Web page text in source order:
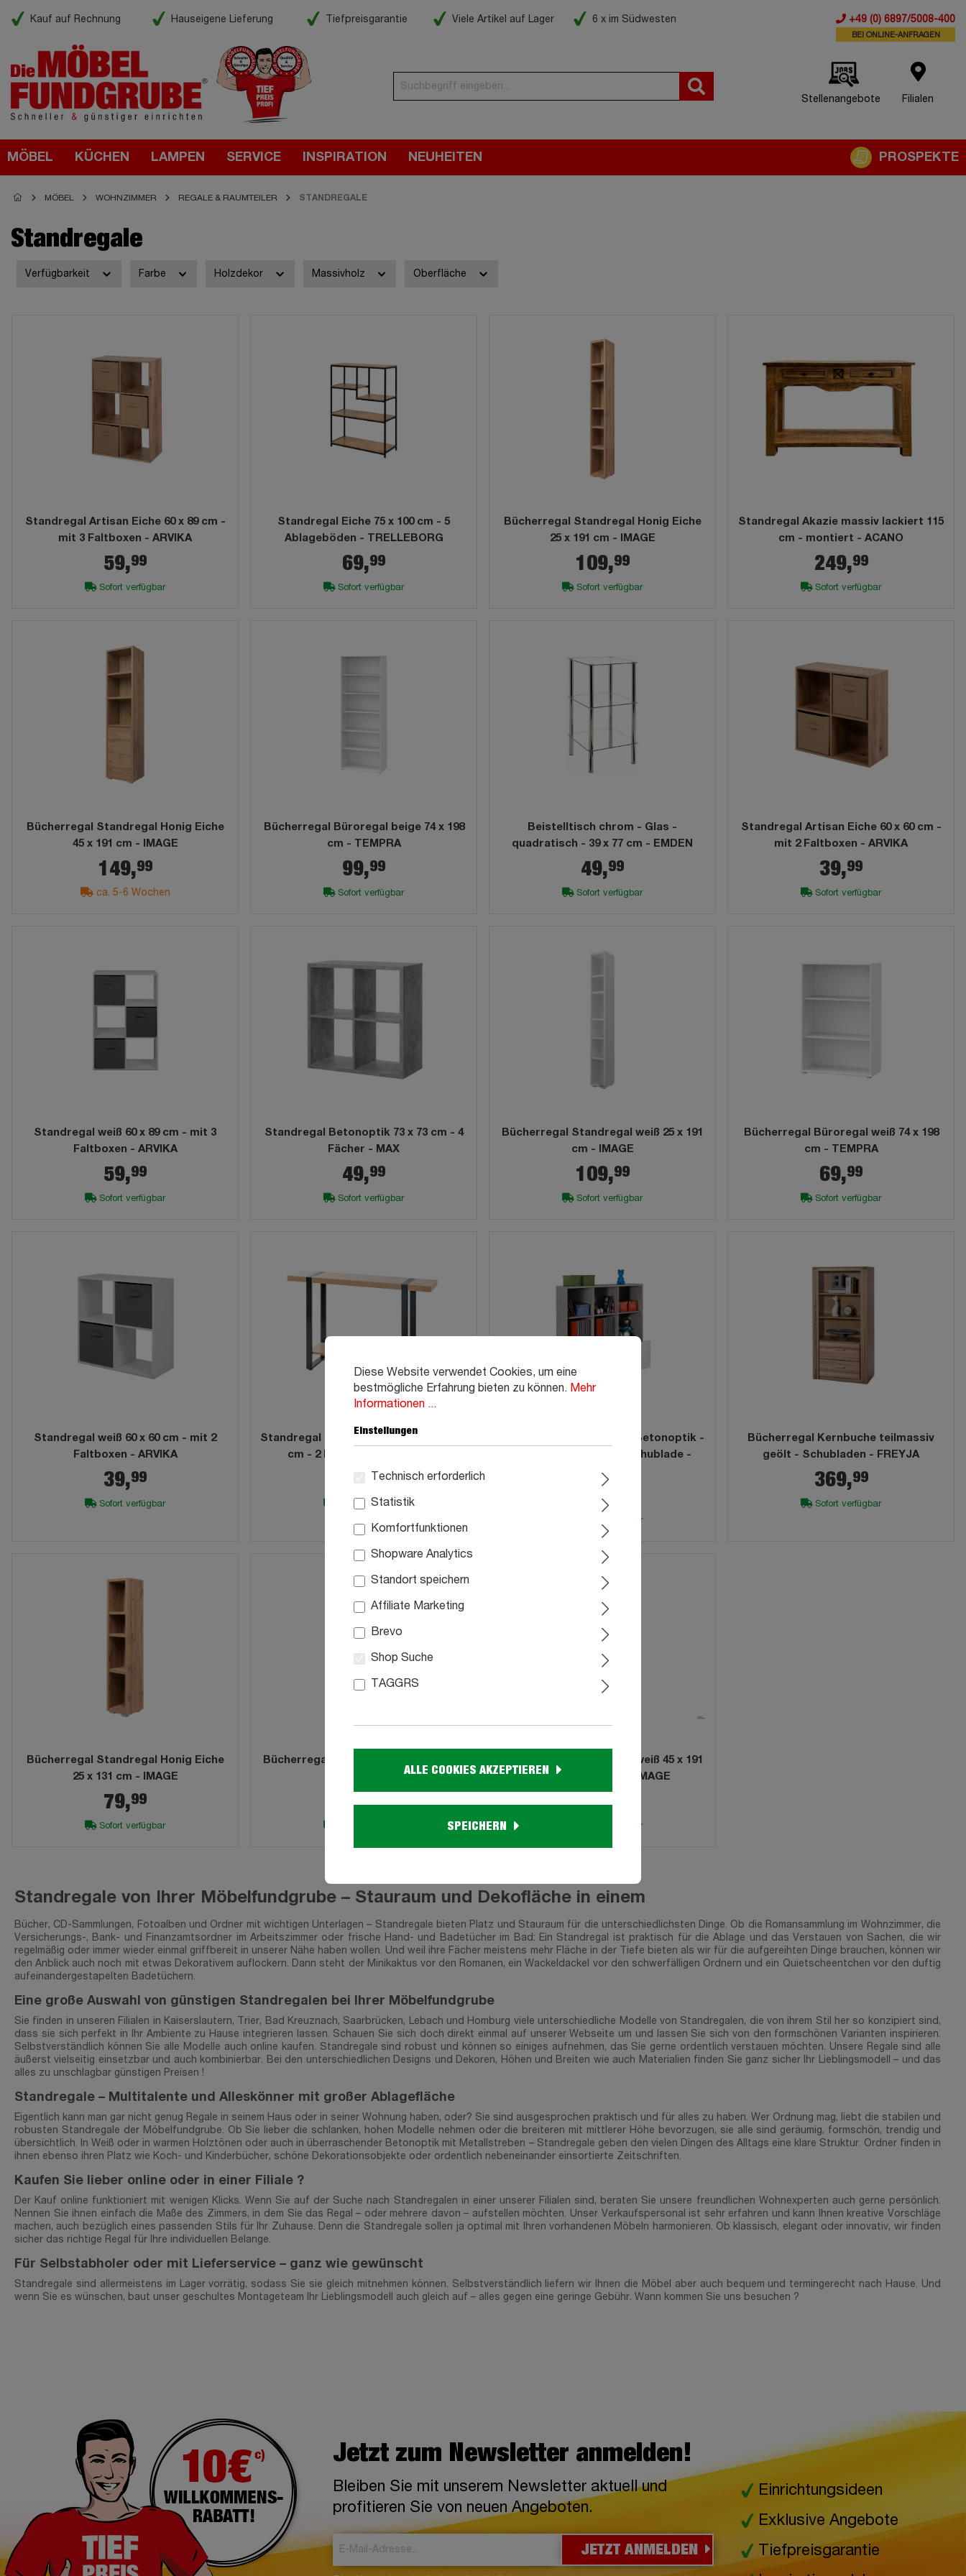
Kauf auf Rechnung Hauseigene Lieferung Tiefpreisgarantie Viele Artikel auf Lager 6 x im Südwesten +49 (0) 6897/5008-400
BEI ONLINE-ANFRAGEN
Stellenangebote Filialen
MÖBEL KÜCHEN LAMPEN SERVICE INSPIRATION NEUHEITEN PROSPEKTE
MÖBEL WOHNZIMMER REGALE & RAUMTEILER STANDREGALE
Standregale
Verfügbarkeit Farbe Holzdekor Massivholz Oberfläche
Standregal Artisan Eiche 60 x 89 cm -
mit 3 Faltboxen - ARVIKA
59,99
Sofort verfügbar
Standregal Eiche 75 x 100 cm - 5
Ablageböden - TRELLEBORG
69,99
Sofort verfügbar
Bücherregal Standregal Honig Eiche
25 x 191 cm - IMAGE
109,99
Sofort verfügbar
Standregal Akazie massiv lackiert 115
cm - montiert - ACANO
249,99
Sofort verfügbar
Bücherregal Standregal Honig Eiche
45 x 191 cm - IMAGE
149,99
ca. 5-6 Wochen
Bücherregal Büroregal beige 74 x 198
cm - TEMPRA
99,99
Sofort verfügbar
Beistelltisch chrom - Glas -
quadratisch - 39 x 77 cm - EMDEN
49,99
Sofort verfügbar
Standregal Artisan Eiche 60 x 60 cm -
mit 2 Faltboxen - ARVIKA
39,99
Sofort verfügbar
Standregal weiß 60 x 89 cm - mit 3
Faltboxen - ARVIKA
59,99
Sofort verfügbar
Standregal Betonoptik 73 x 73 cm - 4
Fächer - MAX
49,99
Sofort verfügbar
Bücherregal Standregal weiß 25 x 191
cm - IMAGE
109,99
Sofort verfügbar
Bücherregal Büroregal weiß 74 x 198
cm - TEMPRA
69,99
Sofort verfügbar
Standregal weiß 60 x 60 cm - mit 2
Faltboxen - ARVIKA
39,99
Sofort verfügbar
Standregal Eiche schwarz B 120 x H 82
cm - 2 Böden - SARAGOSSA
129,99
Sofort verfügbar
Bücherregal Standregal Betonoptik -
weiß 120 x 121 cm - 1 Schublade -
MIPIACE
229,
Sofort verfügbar
Bücherregal Kernbuche teilmassiv
geölt - Schubladen - FREYJA
369,99
Sofort verfügbar
Bücherregal Standregal Honig Eiche
25 x 131 cm - IMAGE
79,99
Sofort verfügbar
Bücherregal Standregal weiß 25 x 131
79,
Bücherregal Standregal weiß 45 x 191
cm 1 Schranktür - IMAGE
149,
Sofort verfügbar
Standregale von Ihrer Möbelfundgrube – Stauraum und Dekofläche in einem
Bücher, CD-Sammlungen, Fotoalben und Ordner mit wichtigen Unterlagen – Standregale bieten Platz und Stauraum für die unterschiedlichsten Dinge. Ob die Romansammlung im Wohnzimmer, die
Versicherungs-, Bank- und Finanzamtsordner im Arbeitszimmer oder frische Hand- und Badetücher im Bad: Ein Standregal ist praktisch für die Ablage und das Verstauen von Sachen, die wir
regelmäßig oder immer wieder einmal griffbereit in unserer Nähe haben wollen. Und weil ihre Fächer meistens mehr Fläche in der Tiefe bieten als wir für die aufgereihten Dinge brauchen, können wir
den Anblick auch noch mit etwas Dekorativem auflockern. Dann steht der Minikaktus vor den Romanen, ein Wackeldackel vor den schwerfälligen Ordnern und ein Quietscheentchen vor den duftig
aufeinandergestapelten Badetüchern.
Eine große Auswahl von günstigen Standregalen bei Ihrer Möbelfundgrube
Sie finden in unseren Filialen in Kaiserslautern, Trier, Bad Kreuznach, Saarbrücken, Lebach und Homburg viele unterschiedliche Modelle von Standregalen, die von ihrem Stil her so konzipiert sind,
dass sie sich perfekt in Ihr Ambiente zu Hause integrieren lassen. Schauen Sie sich doch direkt einmal auf unserer Webseite um und lassen Sie sich von den formschönen Varianten inspirieren.
Selbstverständlich können Sie alle Modelle auch online kaufen. Standregale sind robust und können so einiges aufnehmen, das Sie gerne ordentlich verstauen möchten. Unsere Regale sind alle
äußerst vielseitig einsetzbar und auch kombinierbar. Bei den unterschiedlichen Designs und Dekoren, Höhen und Breiten wie auch Materialien finden Sie ganz sicher Ihr Lieblingsmodell – und das
alles zu unschlagbar günstigen Preisen !
Standregale – Multitalente und Alleskönner mit großer Ablagefläche
Eigentlich kann man gar nicht genug Regale in seinem Haus oder in seiner Wohnung haben, oder? Sie sind ausgesprochen praktisch und für alles zu haben. Wer Ordnung mag, liebt die stabilen und
robusten Standregale der Möbelfundgrube. Ob Sie lieber die schlanken, hohen Modelle nehmen oder die breiteren mit mittlerer Höhe bevorzugen, sie alle sind geräumig, formschön, trendig und
übersichtlich. In Weiß oder in warmen Holztönen oder auch in überraschender Betonoptik mit Metallstreben – Standregale geben den vielen Dingen des Alltags eine klare Struktur. Ordner finden in
ihnen ebenso ihren Platz wie Koch- und Kinderbücher, schöne Dekorationsobjekte oder ordentlich nebeneinander einsortierte Zeitschriften.
Kaufen Sie lieber online oder in einer Filiale ?
Der Kauf online funktioniert mit wenigen Klicks. Wenn Sie auf der Suche nach Standregalen in einer unserer Filialen sind, beraten Sie unsere freundlichen Wohnexperten auch gerne persönlich.
Nennen Sie ihnen einfach die Maße des Zimmers, in dem Sie das Regal – oder mehrere davon – aufstellen möchten. Unser Verkaufspersonal ist sehr erfahren und kann Ihnen kreative Vorschläge
machen, auch bezüglich eines passenden Stils für Ihr Zuhause. Denn die Standregale sollen ja optimal mit Ihren vorhandenen Möbeln harmonieren. Ob klassisch, elegant oder innovativ, wir finden
sicher das richtige Regal für Ihre individuellen Belange.
Für Selbstabholer oder mit Lieferservice – ganz wie gewünscht
Standregale sind allermeistens im Lager vorrätig, sodass Sie sie gleich mitnehmen können. Selbstverständlich liefern wir Ihnen die Möbel aber auch bequem und termingerecht nach Hause. Und
wenn Sie es wünschen, baut unser geschultes Montageteam Ihr Lieblingsmodell auch gleich auf – alles gegen eine geringe Gebühr. Wann kommen Sie uns besuchen ?
Jetzt zum Newsletter anmelden!
Bleiben Sie mit unserem Newsletter aktuell und
profitieren Sie von neuen Angeboten.
JETZT ANMELDEN
Einrichtungsideen
Exklusive Angebote
Tiefpreisgarantie
Diese Website verwendet Cookies, um eine
bestmögliche Erfahrung bieten zu können. Mehr
Informationen ...
Einstellungen
Technisch erforderlich
Statistik
Komfortfunktionen
Shopware Analytics
Standort speichern
Affiliate Marketing
Brevo
Shop Suche
TAGGRS
ALLE COOKIES AKZEPTIEREN
SPEICHERN